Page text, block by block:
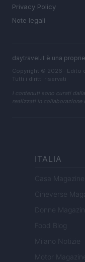
Privacy Policy
Note legali
daytravel.it è una
Copyright © 2026 · Edito
Tutti i diritti riservati
I contenuti sono curati
realizzati in collaborazione
ITALIA
Casa Magazine
Cineverse
Donne Magazine
Food Blog
Milano Notizie
Motor Magazine